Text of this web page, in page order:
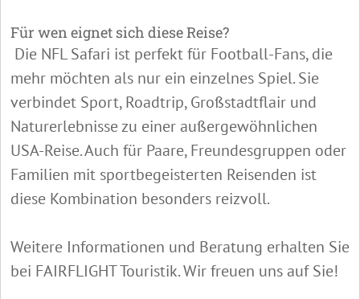
Für wen eignet sich diese Reise?
Die NFL Safari ist perfekt für Football-Fans, die
mehr möchten als nur ein einzelnes Spiel. Sie
verbindet Sport, Roadtrip, Großstadtflair und
Naturerlebnisse zu einer außergewöhnlichen
USA-Reise. Auch für Paare, Freundesgruppen oder
Familien mit sportbegeisterten Reisenden ist
diese Kombination besonders reizvoll.
Weitere Informationen und Beratung erhalten Sie
bei FAIRFLIGHT Touristik. Wir freuen uns auf Sie!